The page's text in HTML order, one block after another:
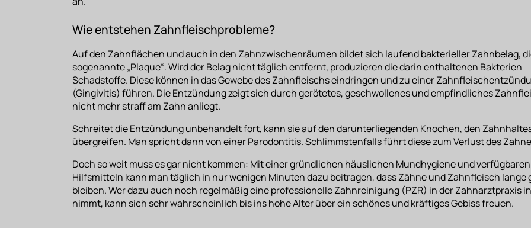
Wie entstehen Zahnfleischprobleme?
Auf den Zahnflächen und auch in den Zahnzwischenräumen bildet sich laufend bakterieller Zahnbelag,
sogenannte „Plaque“. Wird der Belag nicht täglich entfernt, produzieren die darin enthaltenen Bakterien
Schadstoffe. Diese können in das Gewebe des Zahnfleischs eindringen und zu einer
(Gingivitis) führen. Die Entzündung zeigt sich durch gerötetes, geschwollenes und empfindliches
nicht mehr straff am Zahn anliegt.
Schreitet die Entzündung unbehandelt fort, kann sie auf den darunterliegenden Knochen, den
übergreifen. Man spricht dann von einerParodontitis. Schlimmstenfalls führt diese zum Verlust des
Doch so weit muss es gar nicht kommen: Mit einer gründlichen häuslichen Mundhygieneund verfügbaren
Hilfsmitteln kann man täglich in nur wenigen Minuten dazu beitragen, dass Zähne und Zahnfleisch lange
bleiben. Wer dazu auch noch regelmäßig eine professionelle Zahnreinigung (PZR) in der Zahnarztpraxis
nimmt, kann sich sehr wahrscheinlich bis ins hohe Alter über ein schönes und kräftiges Gebiss freuen.